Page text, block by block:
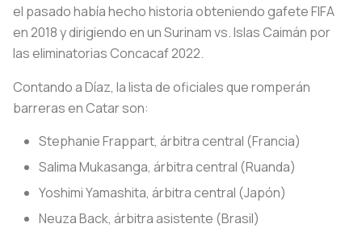
el pasado había hecho historia obteniendo gafete FIFA
en 2018 y dirigiendo en un Surinam vs. Islas Caimán por
las eliminatorias Concacaf 2022.
Contando a Díaz, la lista de oficiales que romperán
barreras en Catar son:
Stephanie Frappart, árbitra central (Francia)
Salima Mukasanga, árbitra central (Ruanda)
Yoshimi Yamashita, árbitra central (Japón)
Neuza Back, árbitra asistente (Brasil)